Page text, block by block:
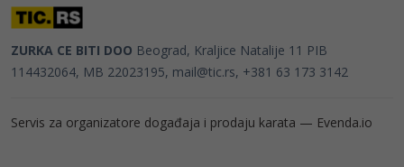
ZURKA CE BITI DOO Beograd, Kraljice Natalije 11 PIB
114432064, MB 22023195, mail@tic.rs, +381 63 173 3142
Servis za organizatore događaja i prodaju karata — Evenda.io